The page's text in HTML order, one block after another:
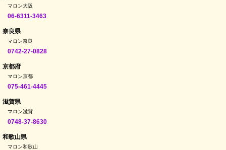
マロン大阪
06-6311-3463
奈良県
マロン奈良
0742-27-0828
京都府
マロン京都
075-461-4445
滋賀県
マロン滋賀
0748-37-8630
和歌山県
マロン和歌山